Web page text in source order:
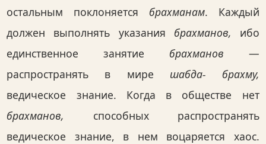
остальным поклоняется брахманам. Каждый
должен выполнять указания брахманов, ибо
единственное занятие брахманов —
распространять в мире шабда- брахму,
ведическое знание. Когда в обществе нет
брахманов, способных распространять
ведическое знание, в нем воцаряется хаос.